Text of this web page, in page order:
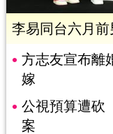
李易同台六月
方志友宣布離
嫁
公視預算遭
案